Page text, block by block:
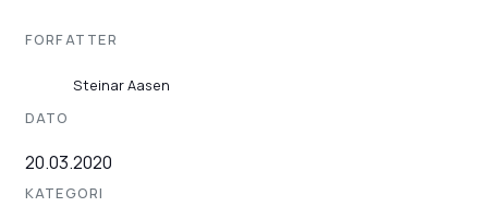
FORFATTER
Steinar Aasen
DATO
20.03.2020
KATEGORI